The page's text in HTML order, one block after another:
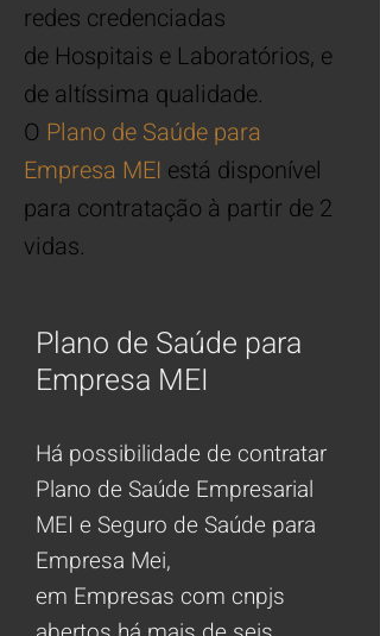
redes credenciadas
de Hospitais e Laboratórios, e
de altíssima qualidade.
O Plano de Saúde para
Empresa MEI está disponível
para contratação à partir de 2
vidas.
Plano de Saúde para
Empresa MEI
Há possibilidade de contratar
Plano de Saúde Empresarial
MEI e Seguro de Saúde para
Empresa Mei,
em Empresas com cnpjs